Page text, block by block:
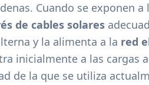
Cuando se exponen
decables solares
y la alimenta a la red
inicialmente a las cargas
de la que se utiliza